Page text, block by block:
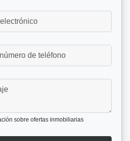
sobre ofertas inmobiliarias